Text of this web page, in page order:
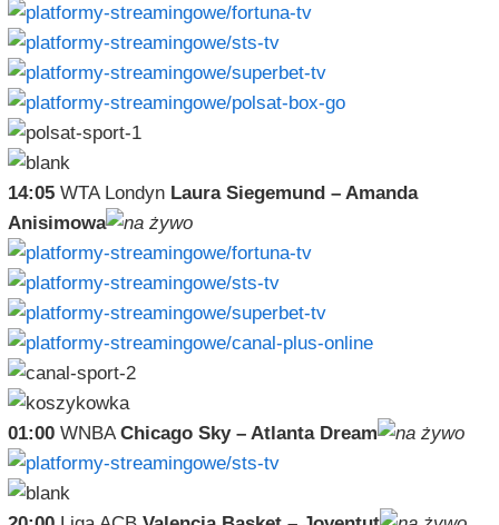
14:05WTA Londyn Laura Siegemund – Amanda
Anisimowa
01:00WNBAChicago Sky – Atlanta Dream